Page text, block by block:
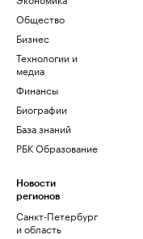
Общество
Бизнес
Технологии и
медиа
Финансы
Биографии
База знаний
РБК Образование
Новости
регионов
Санкт-Петербург
и область